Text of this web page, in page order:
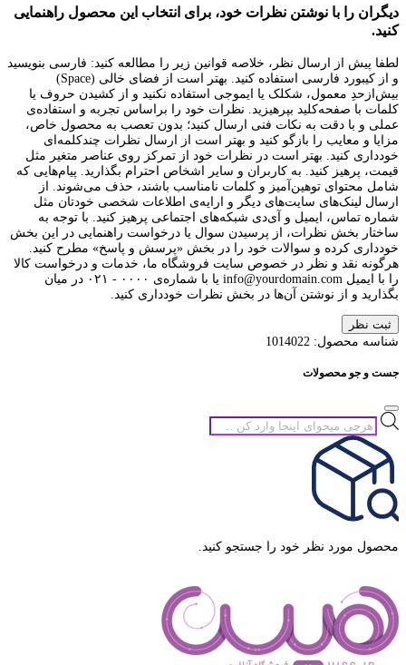
دیگران را با نوشتن نظرات خود، برای انتخاب این محصول راهنمایی
کنید.
لطفا پیش از ارسال نظر، خلاصه قوانین زیر را مطالعه کنید: فارسی بنویسید
و از کیبورد فارسی استفاده کنید. بهتر است از فضای خالی (Space)
بیش‌از‌حدِ معمول، شکلک یا ایموجی استفاده نکنید و از کشیدن حروف یا
کلمات با صفحه‌کلید بپرهیزید. نظرات خود را براساس تجربه و استفاده‌ی
عملی و با دقت به نکات فنی ارسال کنید؛ بدون تعصب به محصول خاص،
مزایا و معایب را بازگو کنید و بهتر است از ارسال نظرات چندکلمه‌‌ای
خودداری کنید. بهتر است در نظرات خود از تمرکز روی عناصر متغیر مثل
قیمت، پرهیز کنید. به کاربران و سایر اشخاص احترام بگذارید. پیام‌هایی که
شامل محتوای توهین‌آمیز و کلمات نامناسب باشند، حذف می‌شوند. از
ارسال لینک‌های سایت‌های دیگر و ارایه‌ی اطلاعات شخصی خودتان مثل
شماره تماس، ایمیل و آی‌دی شبکه‌های اجتماعی پرهیز کنید. با توجه به
ساختار بخش نظرات، از پرسیدن سوال یا درخواست راهنمایی در این بخش
خودداری کرده و سوالات خود را در بخش «پرسش و پاسخ» مطرح کنید.
هرگونه نقد و نظر در خصوص سایت فروشگاه ما، خدمات و درخواست کالا
را با ایمیل info@yourdomain.com یا با شماره‌ی ۰۰۰۰ - ۰۲۱ در میان
بگذارید و از نوشتن آن‌ها در بخش نظرات خودداری کنید.
ثبت نظر
شناسه محصول: 1014022
جست و جو محصولات
جستجوی
محصولات
محصول مورد نظر خود را جستجو کنید.